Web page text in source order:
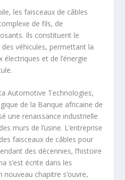
les faisceaux de câbles
de fils, de
Ils constituent le
véhicules, permettant la
et de l’énergie
Automotive Technologies,
de la Banque africaine de
une renaissance industrielle
murs de l’usine. L’entreprise
faisceaux de câbles pour
des décennies, l’histoire
s’est écrite dans les
nouveau chapitre s’ouvre,